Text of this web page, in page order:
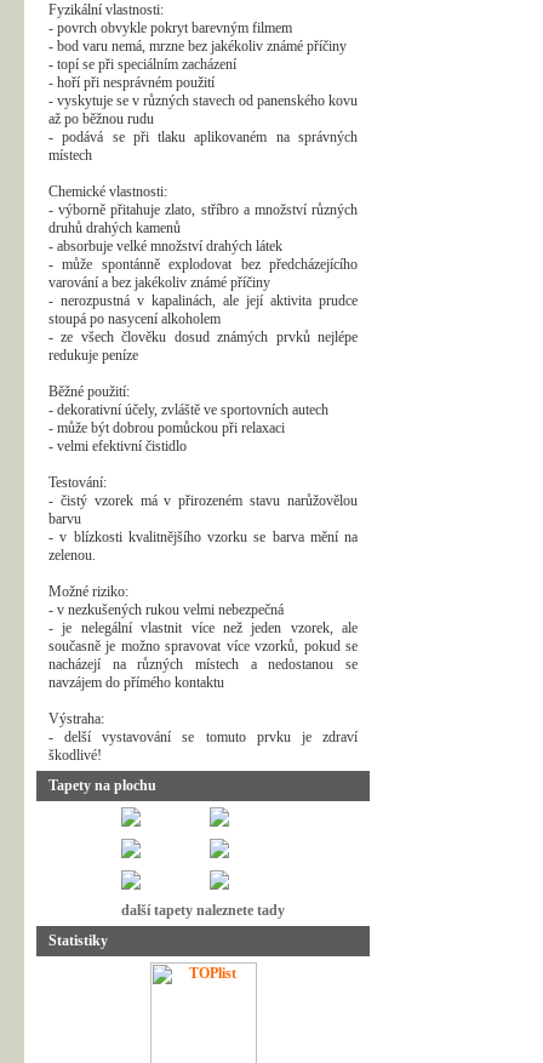
Fyzikální vlastnosti:
- povrch obvykle pokryt barevným filmem
- bod varu nemá, mrzne bez jakékoliv známé příčiny
- topí se při speciálním zacházení
- hoří při nesprávném použití
- vyskytuje se v různých stavech od panenského kovu
až po běžnou rudu
- podává se při tlaku aplikovaném na správných
místech
Chemické vlastnosti:
- výborně přitahuje zlato, stříbro a množství různých
druhů drahých kamenů
- absorbuje velké množství drahých látek
- může spontánně explodovat bez předcházejícího
varování a bez jakékoliv známé příčiny
- nerozpustná v kapalinách, ale její aktivita prudce
stoupá po nasycení alkoholem
- ze všech člověku dosud známých prvků nejlépe
redukuje peníze
Běžné použití:
- dekorativní účely, zvláště ve sportovních autech
- může být dobrou pomůckou při relaxaci
- velmi efektivní čistidlo
Testování:
- čistý vzorek má v přirozeném stavu narůžovělou
barvu
- v blízkosti kvalitnějšího vzorku se barva mění na
zelenou.
Možné riziko:
- v nezkušených rukou velmi nebezpečná
- je nelegální vlastnit více než jeden vzorek, ale
současně je možno spravovat více vzorků, pokud se
nacházejí na různých místech a nedostanou se
navzájem do přímého kontaktu
Výstraha:
- delší vystavování se tomuto prvku je zdraví
škodlivé!
Tapety na plochu
další tapety naleznete tady
Statistiky